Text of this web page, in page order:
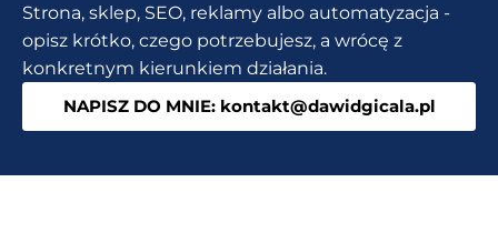
Ogromne
zmiany
Strona, sklep, SEO, reklamy albo automatyzacja -
opisz krótko, czego potrzebujesz, a wrócę z
konkretnym kierunkiem działania.
NAPISZ DO MNIE: kontakt@dawidgicala.pl